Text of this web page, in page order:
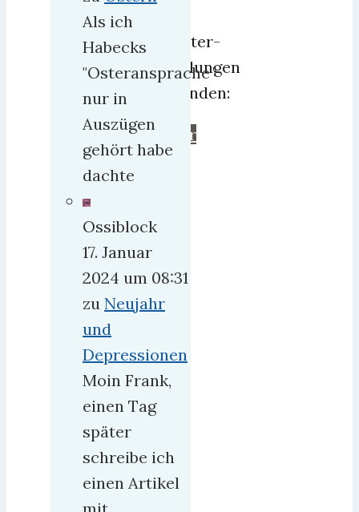
Twitter-
Meldungen
gefunden:
mehr
Als ich
Habecks
"Osteransprache"
nur in
Auszügen
gehört habe
dachte
Ossiblock
17. Januar
2024 um 08:31
zu Neujahr
und
Depressionen
Moin Frank,
einen Tag
später
schreibe ich
einen Artikel